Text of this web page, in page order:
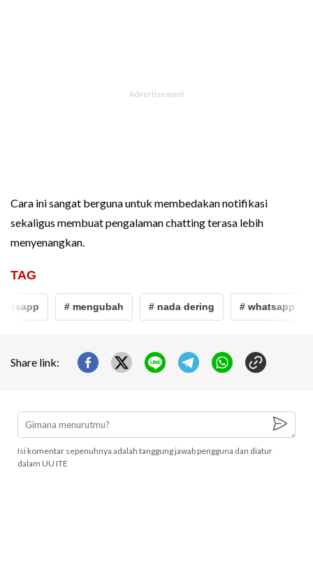
Cara ini sangat berguna untuk membedakan notifikasi
sekaligus membuat pengalaman chatting terasa lebih
menyenangkan.
TAG
# mengubah # nada dering # whatsapp
Share link:
Isi komentar sepenuhnya adalah tanggung jawab pengguna dan diatur
dalam UU ITE